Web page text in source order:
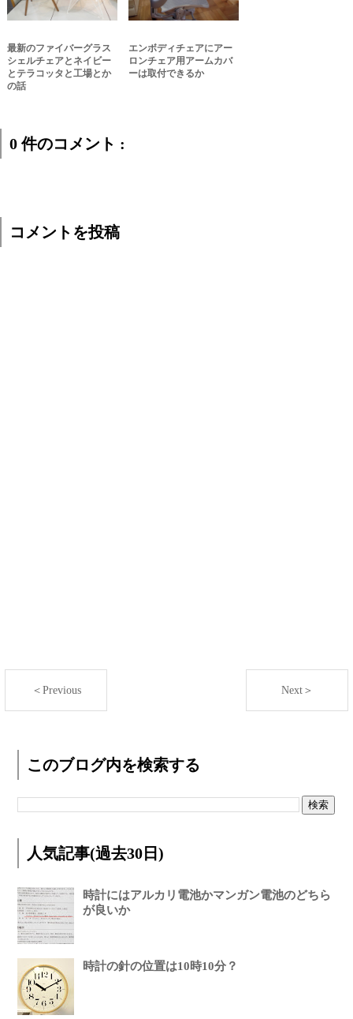
最新のファイバーグラス
シェルチェアとネイビー
とテラコッタと工場とか
の話
エンボディチェアにアー
ロンチェア用アームカバ
ーは取付できるか
0 件のコメント :
コメントを投稿
＜Previous Next＞
このブログ内を検索する
人気記事(過去30日)
時計にはアルカリ電池かマンガン電池のどちら
が良いか
時計の針の位置は10時10分？